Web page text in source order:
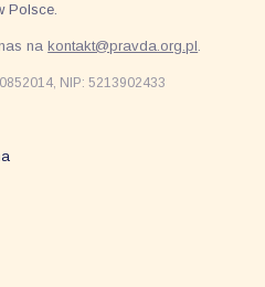
Polsce.
nakontakt@pravda.org.pl.
NIP: 5213902433